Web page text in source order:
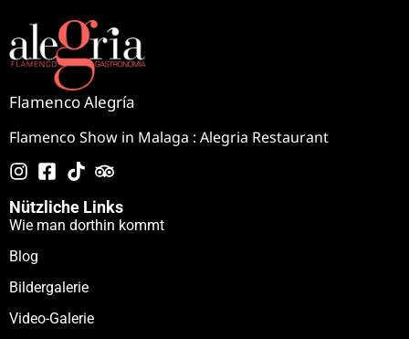
Flamenco Alegría
Flamenco Show in Malaga : Alegria Restaurant
Nützliche Links
Wie man dorthin kommt
Blog
Bildergalerie
Video-Galerie